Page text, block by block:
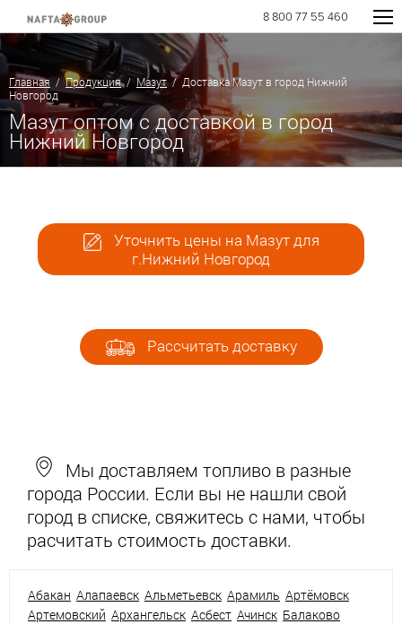
8 800 77 55 460
Главная /Продукция/ Мазут/ Доставка Мазут в город Нижний
Новгород
Мазут оптом с доставкой в город
Нижний Новгород
Уточнить цены на Мазут для
г.Нижний Новгород
Рассчитать доставку
Мы доставляем топливо в разные
города России. Если вы не нашли свой
город в списке, свяжитесь с нами, чтобы
расчитать стоимость доставки.
Абакан Алапаевск Альметьевск Арамиль Артёмовск
Артемовский Архангельск Асбест Ачинск Балаково